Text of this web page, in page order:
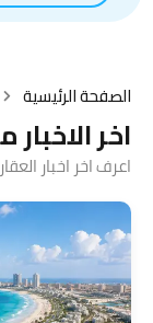
الصفحة الرئيسية
اخر
اعرف اخر اخبار